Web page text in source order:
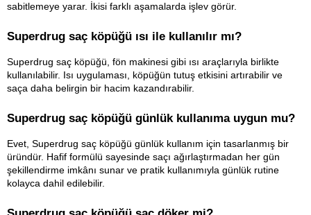
sabitlemeye yarar. İkisi farklı aşamalarda işlev görür.
Superdrug saç köpüğü ısı ile kullanılır mı?
Superdrug saç köpüğü, fön makinesi gibi ısı araçlarıyla birlikte
kullanılabilir. Isı uygulaması, köpüğün tutuş etkisini artırabilir ve
saça daha belirgin bir hacim kazandırabilir.
Superdrug saç köpüğü günlük kullanıma uygun mu?
Evet, Superdrug saç köpüğü günlük kullanım için tasarlanmış bir
üründür. Hafif formülü sayesinde saçı ağırlaştırmadan her gün
şekillendirme imkânı sunar ve pratik kullanımıyla günlük rutine
kolayca dahil edilebilir.